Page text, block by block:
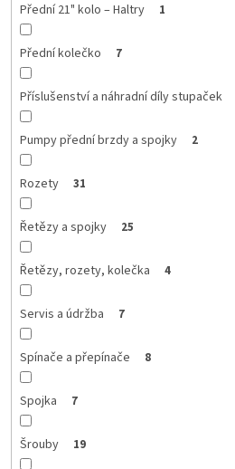
Přední 21" kolo – Haltry 1
Přední kolečko 7
Příslušenství a náhradní díly stupaček
Pumpy přední brzdy a spojky 2
Rozety 31
Řetězy a spojky 25
Řetězy, rozety, kolečka 4
Servis a údržba 7
Spínače a přepínače 8
Spojka 7
Šrouby 19